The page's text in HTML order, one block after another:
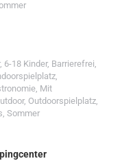
, 6-18 Kinder, Barrierefrei,
,
, Mit
, Outdoorspielplatz,
, Sommer